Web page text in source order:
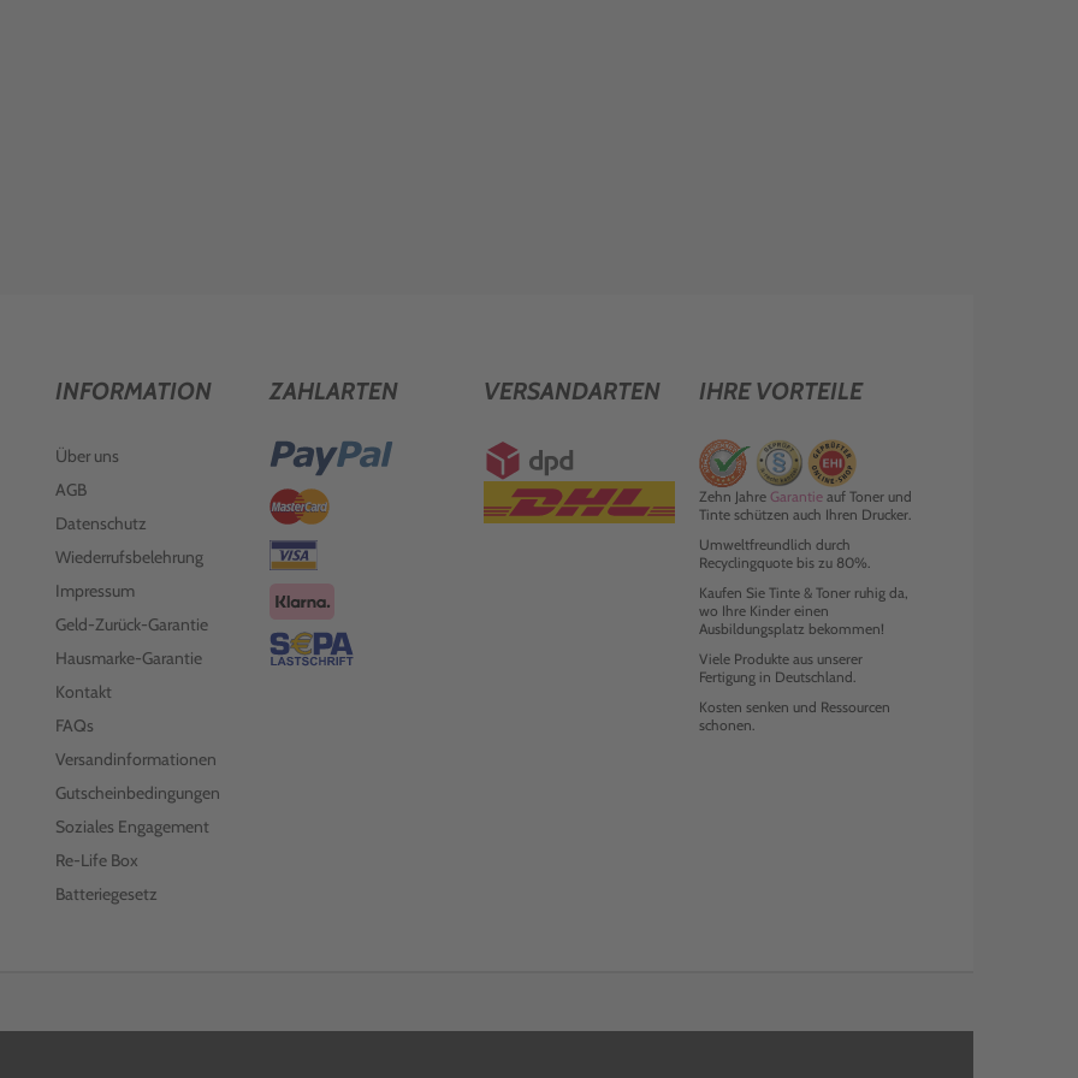
INFORMATION
Über uns
AGB
Datenschutz
Wiederrufsbelehrung
Impressum
Geld-Zurück-Garantie
Hausmarke-Garantie
Kontakt
FAQs
Versandinformationen
Gutscheinbedingungen
Soziales Engagement
Re-Life Box
Batteriegesetz
ZAHLARTEN VERSANDARTEN IHRE VORTEILE
Zehn Jahre Garantieauf Toner und
Tinte schützen auch Ihren Drucker.
Umweltfreundlich durch
Recyclingquote bis zu 80%.
Kaufen Sie Tinte & Toner ruhig da,
wo Ihre Kinder einen
Ausbildungsplatz bekommen!
Viele Produkte aus unserer
Fertigung in Deutschland.
Kosten senken und Ressourcen
schonen.